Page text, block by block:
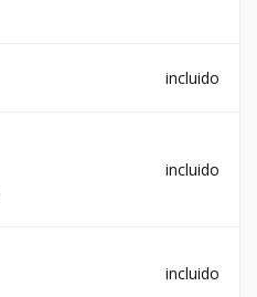
incluido
incluido
incluido